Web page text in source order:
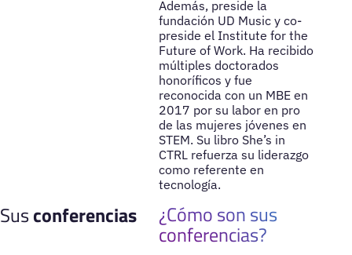
Además, preside la
fundación UD Music y co-
preside el Institute for the
Future of Work. Ha recibido
múltiples doctorados
honoríficos y fue
reconocida con un MBE en
2017 por su labor en pro
de las mujeres jóvenes en
STEM. Su libro She’s in
CTRL refuerza su liderazgo
como referente en
tecnología.
Susconferencias ¿Cómo son sus
conferencias?